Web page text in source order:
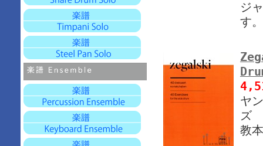
ジ
す。
ヤ
ズ
教